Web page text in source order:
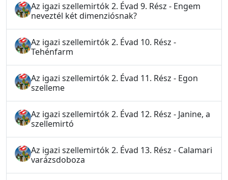
Az igazi szellemirtók 2. Évad 9. Rész - Engem
neveztél két dimenziósnak?
Az igazi szellemirtók 2. Évad 10. Rész -
Tehénfarm
Az igazi szellemirtók 2. Évad 11. Rész - Egon
szelleme
Az igazi szellemirtók 2. Évad 12. Rész - Janine, a
szellemirtó
Az igazi szellemirtók 2. Évad 13. Rész - Calamari
varázsdoboza